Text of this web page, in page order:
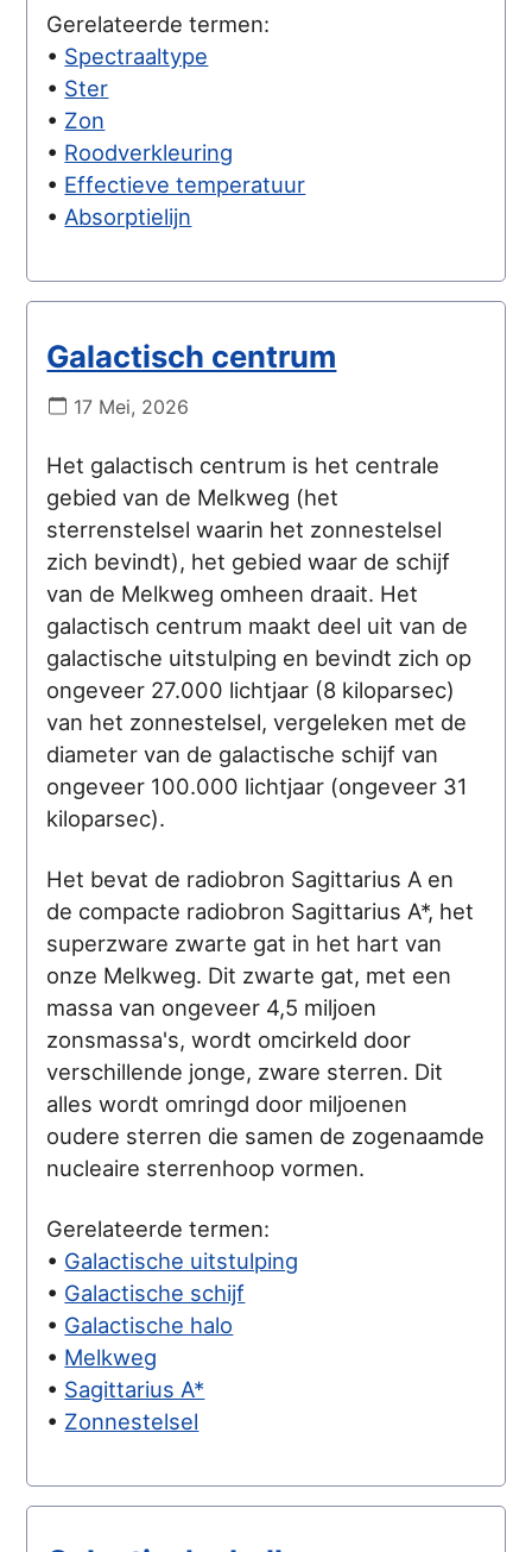
Gerelateerde termen:
• Spectraaltype
• Ster
• Zon
• Roodverkleuring
• Effectieve temperatuur
• Absorptielijn
Galactisch centrum
17 Mei, 2026
Het galactisch centrum is het centrale
gebied van de Melkweg (het
sterrenstelsel waarin het zonnestelsel
zich bevindt), het gebied waar de schijf
van de Melkweg omheen draait. Het
galactisch centrum maakt deel uit van de
galactische uitstulping en bevindt zich op
ongeveer 27.000 lichtjaar (8 kiloparsec)
van het zonnestelsel, vergeleken met de
diameter van de galactische schijf van
ongeveer 100.000 lichtjaar (ongeveer 31
kiloparsec).
Het bevat de radiobron Sagittarius A en
de compacte radiobron Sagittarius A*, het
superzware zwarte gat in het hart van
onze Melkweg. Dit zwarte gat, met een
massa van ongeveer 4,5 miljoen
zonsmassa's, wordt omcirkeld door
verschillende jonge, zware sterren. Dit
alles wordt omringd door miljoenen
oudere sterren die samen de zogenaamde
nucleaire sterrenhoop vormen.
Gerelateerde termen:
• Galactische uitstulping
• Galactische schijf
• Galactische halo
• Melkweg
• Sagittarius A*
• Zonnestelsel